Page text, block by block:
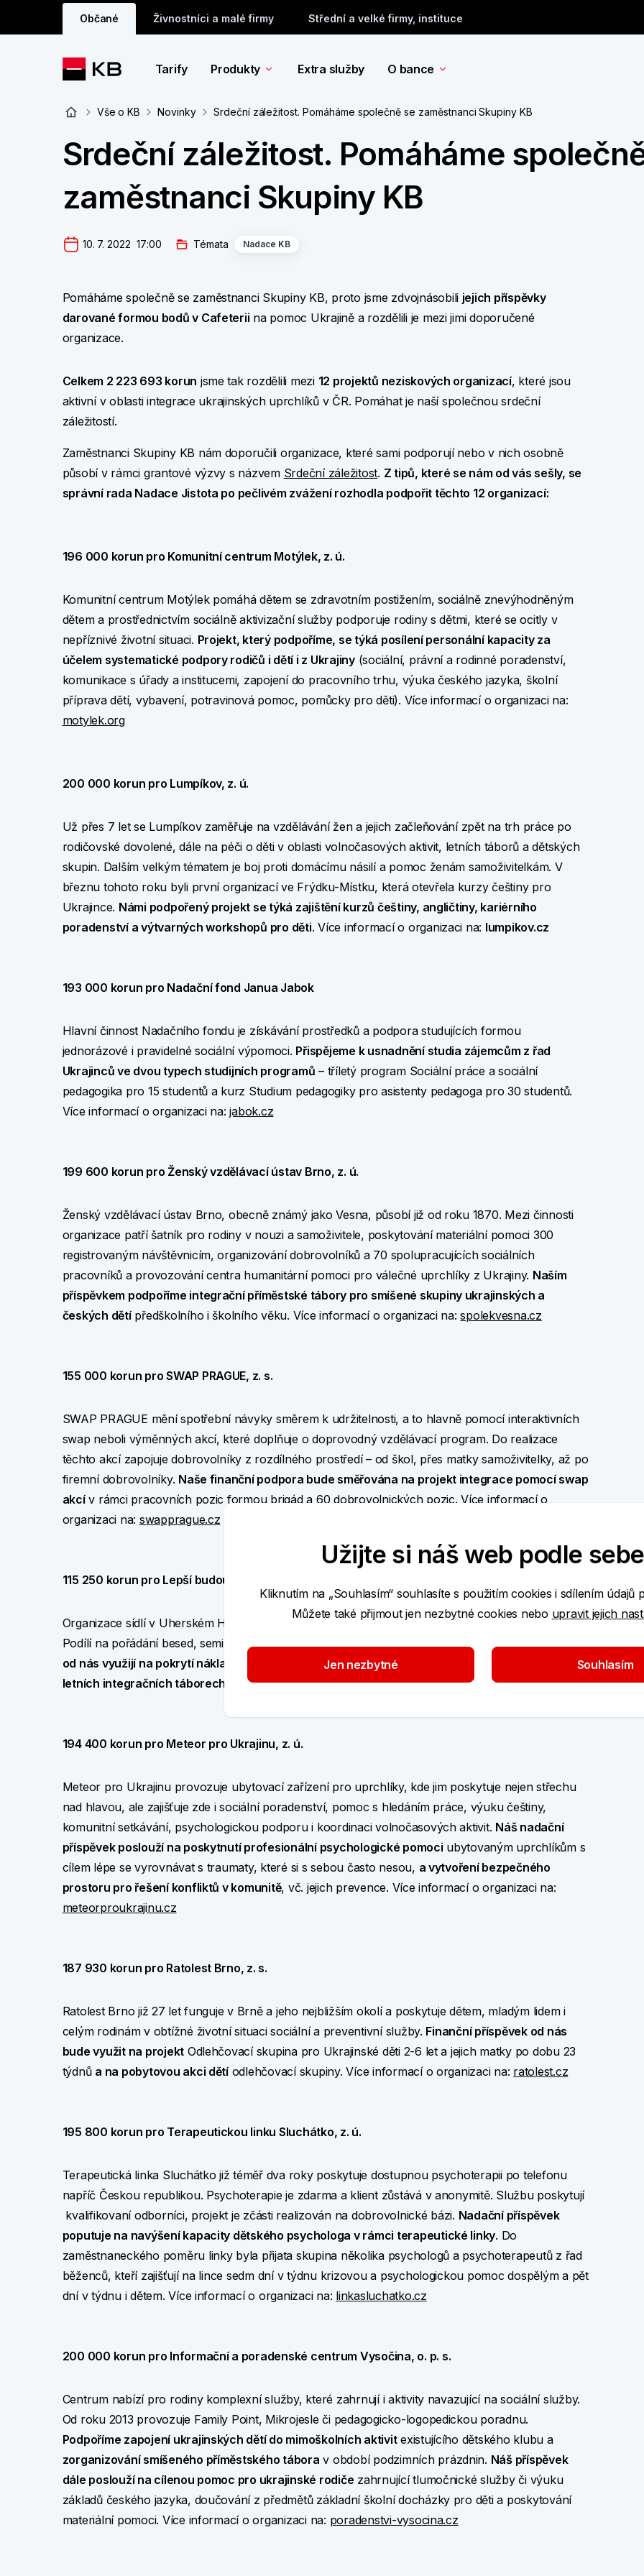
Občané Živnostníci a malé firmy Střední a velké firmy, instituce
Tarify Produkty Extra služby O bance
Vše o KB Novinky Srdeční záležitost. Pomáháme společně se zaměstnanci Skupiny KB
Srdeční záležitost. Pomáháme
zaměstnanci Skupiny KB
10. 7. 2022  17:00 Témata Nadace KB
Pomáháme společně se zaměstnanci Skupiny KB, proto jsme zdvojnásobili jejich příspěvky
darované formou bodů v Cafeterii na pomoc Ukrajině a rozdělili je mezi jimi doporučené
organizace.
Celkem 2 223 693 korun jsme tak rozdělili mezi 12 projektů neziskových organizací, které jsou
aktivní v oblasti integrace ukrajinských uprchlíků v ČR. Pomáhat je naší společnou srdeční
záležitostí.
Zaměstnanci Skupiny KB nám doporučili organizace, které sami podporují nebo v nich osobně
působí v rámci grantové výzvy s názvem Srdeční záležitost. Z tipů, které se nám od vás sešly, se
správní rada Nadace Jistota po pečlivém zvážení rozhodla podpořit těchto 12 organizací:
196 000 korun pro Komunitní centrum Motýlek, z. ú.
Komunitní centrum Motýlek pomáhá dětem se zdravotním postižením, sociálně znevýhodněným
dětem a prostřednictvím sociálně aktivizační služby podporuje rodiny s dětmi, které se ocitly v
nepříznivé životní situaci. Projekt, který podpoříme, se týká posílení personální kapacity za
účelem systematické podpory rodičů i dětí i z Ukrajiny(sociální, právní a rodinné poradenství,
komunikace s úřady a institucemi, zapojení do pracovního trhu, výuka českého jazyka, školní
příprava dětí, vybavení, potravinová pomoc, pomůcky pro děti). Více informací o organizaci na:
motylek.org
200 000 korun pro Lumpíkov, z. ú.
Už přes 7 let se Lumpíkov zaměřuje na vzdělávání žen a jejich začleňování zpět na trh práce po
rodičovské dovolené, dále na péči o děti v oblasti volnočasových aktivit, letních táborů a dětských
skupin. Dalším velkým tématem je boj proti domácímu násilí a pomoc ženám samoživitelkám. V
březnu tohoto roku byli první organizací ve Frýdku-Místku, která otevřela kurzy češtiny pro
Ukrajince. Námi podpořený projekt se týká zajištění kurzů češtiny, angličtiny, kariérního
poradenství a výtvarných workshopů pro děti. Více informací o organizaci na: lumpikov.cz
193 000 korun pro Nadační fond Janua Jabok
Hlavní činnost Nadačního fondu je získávání prostředků a podpora studujících formou
jednorázové i pravidelné sociální výpomoci. Přispějeme k usnadnění studia zájemcům z řad
Ukrajinců ve dvou typech studijních programů – tříletý program Sociální práce a sociální
pedagogika pro 15 studentů a kurz Studium pedagogiky pro asistenty pedagoga pro 30 studentů.
Více informací o organizaci na:jabok.cz
199 600 korun pro Ženský vzdělávací ústav Brno, z. ú.
Ženský vzdělávací ústav Brno, obecně známý jako Vesna, působí již od roku 1870. Mezi činnosti
organizace patří šatník pro rodiny v nouzi a samoživitele, poskytování materiální pomoci 300
registrovaným návštěvnicím, organizování dobrovolníků a 70 spolupracujících sociálních
pracovníků a provozování centra humanitární pomoci pro válečné uprchlíky z Ukrajiny. Naším
příspěvkem podpoříme integrační příměstské tábory pro smíšené skupiny ukrajinských a
českých dětípředškolního i školního věku. Více informací o organizaci na:spolekvesna.cz
155 000 korun pro SWAP PRAGUE, z. s.
SWAP PRAGUE mění spotřební návyky směrem k udržitelnosti, a to hlavně pomocí interaktivních
swap neboli výměnných akcí, které doplňuje o doprovodný vzdělávací program. Do realizace
těchto akcí zapojuje dobrovolníky z rozdílného prostředí – od škol, přes matky samoživitelky, až po
firemní dobrovolníky. Naše finanční podpora bude směřována na projekt integrace pomocí swap
akcív rámci pracovních pozic formou brigád a 60 dobrovolnických pozic. Více informací o
organizaci na: swapprague.cz
115 250 korun pro Lepší budoucnost, z. s.
Organizace sídlí v Uherském Hradišti a provozuje co-workingové a komunitní centrum Hnízdo.
Podílí na pořádání besed, seminářů a přednášek pro místní komunity i odbornou veřejnost.Grant
od nás využijí na pokrytí nákladů souvisejících s místy pro ukrajinské děti na připravovaných
letních integračních táborech
. Více informací o organizacina jejich facebooku
194 400 korun pro Meteor pro Ukrajinu, z. ú.
Meteor pro Ukrajinu provozuje ubytovací zařízení pro uprchlíky, kde jim poskytuje nejen střechu
nad hlavou, ale zajišťuje zde i sociální poradenství, pomoc s hledáním práce, výuku češtiny,
komunitní setkávání, psychologickou podporu i koordinaci volnočasových aktivit. Náš nadační
příspěvek poslouží na poskytnutí profesionální psychologické pomoci ubytovaným uprchlíkům s
cílem lépe se vyrovnávat s traumaty, které si s sebou často nesou, a vytvoření bezpečného
prostoru pro řešení konfliktů v komunitě, vč. jejich prevence. Více informací o organizaci na:
meteorproukrajinu.cz
187 930 korun pro Ratolest Brno, z. s.
Ratolest Brno již 27 let funguje v Brně a jeho nejbližším okolí a poskytuje dětem, mladým lidem i
celým rodinám v obtížné životní situaci sociální a preventivní služby. Finanční příspěvek od nás
bude využit na projekt Odlehčovací skupina pro Ukrajinské děti 2-6 let a jejich matky po dobu 23
týdnů a na pobytovou akci dětíodlehčovací skupiny. Více informací o organizaci na: ratolest.cz
195 800 korun pro Terapeutickou linku Sluchátko, z. ú.
Terapeutická linka Sluchátko již téměř dva roky poskytuje dostupnou psychoterapii po telefonu
napříč Českou republikou. Psychoterapie je zdarma a klient zůstává v anonymitě. Službu poskytují
kvalifikovaní odborníci, projekt je zčásti realizován na dobrovolnické bázi. Nadační příspěvek
poputuje na navýšení kapacity dětského psychologa v rámci terapeutické linky. Do
zaměstnaneckého poměru linky byla přijata skupina několika psychologů a psychoterapeutů z řad
běženců, kteří zajišťují na lince sedm dní v týdnu krizovou a psychologickou pomoc dospělým a pět
dní v týdnu i dětem. Více informací o organizaci na: linkasluchatko.cz
200 000 korun pro Informační a poradenské centrum Vysočina, o. p. s.
Centrum nabízí pro rodiny komplexní služby, které zahrnují i aktivity navazující na sociální služby.
Od roku 2013 provozuje Family Point, Mikrojesle či pedagogicko-logopedickou poradnu.
Podpoříme zapojení ukrajinských dětí do mimoškolních aktivitexistujícího dětského klubu a
zorganizování smíšeného příměstského tábora v období podzimních prázdnin. Náš příspěvek
dále poslouží na cílenou pomoc pro ukrajinské rodiče zahrnující tlumočnické služby či výuku
základů českého jazyka, doučování z předmětů základní školní docházky pro děti a poskytování
materiální pomoci. Více informací o organizaci na: poradenstvi-vysocina.cz
Užijte si náš web podle sebe
Kliknutím na „Souhlasím“ souhlasíte s použitím cookies i sdílením údajů
Můžete také přijmout jen nezbytné cookies nebo upravit jejich
Jen nezbytné Souhlasím